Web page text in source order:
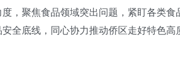
，聚焦食品领域突出问题，紧盯各类
全底线，同心协力推动侨区走好特色高